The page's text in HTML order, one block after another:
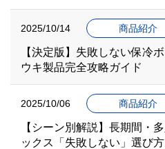
2025/10/14 商品紹介
【決定版】失敗しない保冷
ウキ製品完全攻略ガイド
2025/10/06 商品紹介
【シーン別解説】長期間・
ックス「失敗しない」選び方